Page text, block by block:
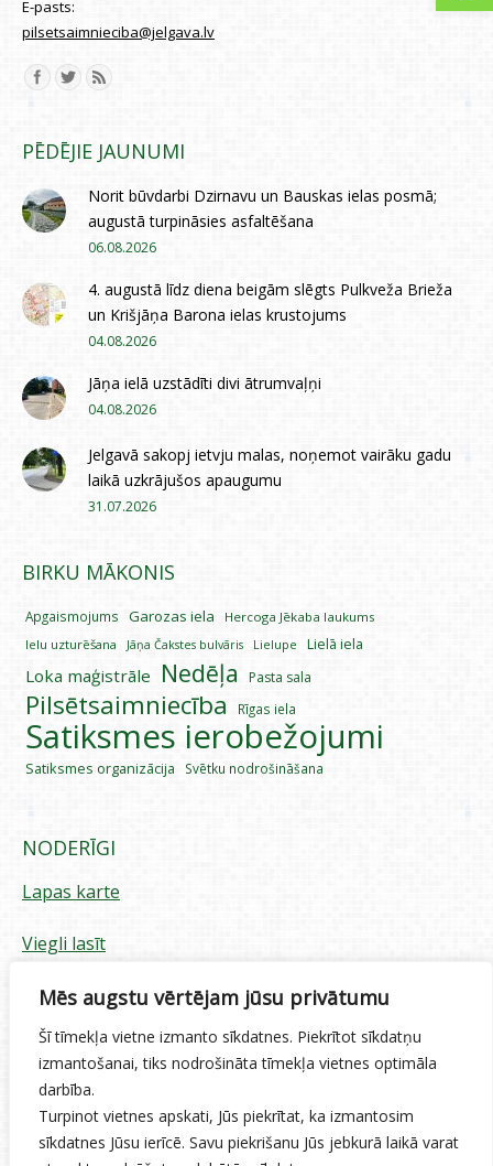
Mēs augstu vērtējam jūsu privātumu
Šī tīmekļa vietne izmanto sīkdatnes. Piekrītot sīkdatņu
izmantošanai, tiks nodrošināta tīmekļa vietnes optimāla
darbība.
Turpinot vietnes apskati, Jūs piekrītat, ka izmantosim
sīkdatnes Jūsu ierīcē. Savu piekrišanu Jūs jebkurā laikā varat
E-pasts:
pilsetsaimnieciba@jelgava.lv
Find us on:
PĒDĒJIE JAUNUMI
Norit būvdarbi Dzirnavu un Bauskas ielas posmā;
augustā turpināsies asfaltēšana
06.08.2026
4. augustā līdz diena beigām slēgts Pulkveža Brieža
un Krišjāņa Barona ielas krustojums
04.08.2026
Jāņa ielā uzstādīti divi ātrumvaļņi
04.08.2026
Jelgavā sakopj ietvju malas, noņemot vairāku gadu
laikā uzkrājušos apaugumu
31.07.2026
BIRKU MĀKONIS
Apgaismojums Garozas iela
Hercoga Jēkaba laukums
Ielu uzturēšana
Jāņa Čakstes bulvāris Lielupe Lielā iela
Loka maģistrāle Nedēļa Pasta sala
Pilsētsaimniecība Rīgas iela
Satiksmes ierobežojumi
Satiksmes organizācija Svētku nodrošināšana
NODERĪGI
Lapas karte
Viegli lasīt
Piekļūstamības paziņojums
Sīkdatņu izmantošana
Privātuma politika
Ētikas kodekss